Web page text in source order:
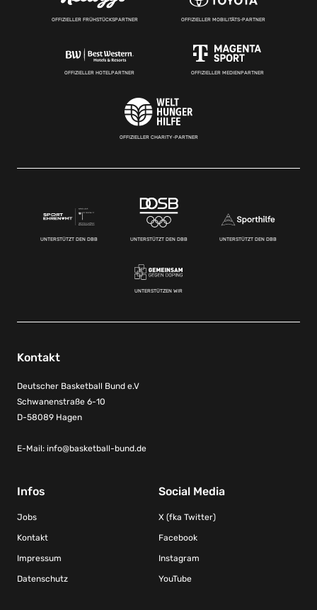
OFFIZIELLER FRÜHSTÜCKSPARTNER OFFIZIELLER MOBILITÄTS-PARTNER
OFFIZIELLER HOTELPARTNER OFFIZIELLER MEDIENPARTNER
OFFIZIELLER CHARITY-PARTNER
UNTERSTÜTZT DEN DBB UNTERSTÜTZT DEN DBB UNTERSTÜTZT DEN DBB
UNTERSTÜTZEN WIR
Kontakt
Deutscher Basketball Bund e.V
Schwanenstraße 6-10
D-58089 Hagen
E-Mail: info@basketball-bund.de
Infos
Jobs
Kontakt
Impressum
Datenschutz
Social Media
X (fka Twitter)
Facebook
Instagram
YouTube